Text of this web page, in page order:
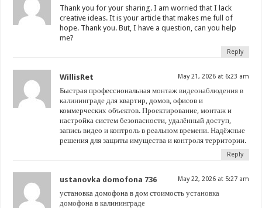
Thank you for your sharing. I am worried that I lack
creative ideas. It is your article that makes me full of
hope. Thank you. But, I have a question, can you help
me?
Reply
WillisRet May 21, 2026 at 6:23 am
Быстрая профессиональнаямонтаж видеонаблюдения в
калининграде для квартир, домов, офисов и
коммерческих объектов. Проектирование, монтаж и
настройка систем безопасности, удалённый доступ,
запись видео и контроль в реальном времени. Надёжные
решения для защиты имущества и контроля территории.
Reply
ustanovka domofona 736 May 22, 2026 at 5:27 am
установка домофона в дом стоимостьустановка
домофона в калининграде